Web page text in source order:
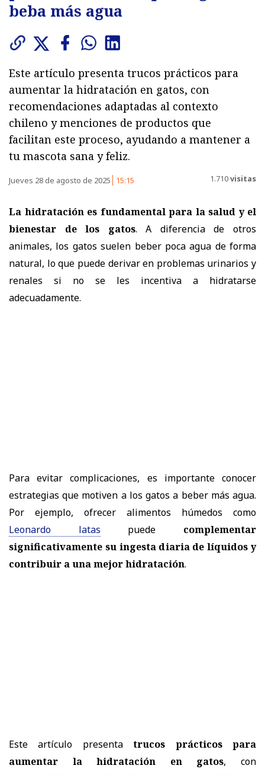
beba más agua
Este artículo presenta trucos prácticos para
aumentar la hidratación en gatos, con
recomendaciones adaptadas al contexto
chileno y menciones de productos que
facilitan este proceso, ayudando a mantener a
tu mascota sana y feliz.
Jueves 28 de agosto de 2025 15:15 1.710visitas
La hidratación es fundamental para la salud y el
bienestar de los gatos. A diferencia de otros
animales, los gatos suelen beber poca agua de forma
natural, lo que puede derivar en problemas urinarios y
renales si no se les incentiva a hidratarse
adecuadamente.
Para evitar complicaciones, es importante conocer
estrategias que motiven a los gatos a beber más agua.
Por ejemplo, ofrecer alimentos húmedos como
Leonardo latas puede complementar
significativamente su ingesta diaria de líquidos y
contribuir a una mejor hidratación.
Este artículo presentatrucos prácticos para
aumentar la hidratación en gatos, con